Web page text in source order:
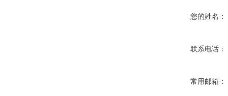
您的姓名：
联系电话：
常用邮箱：